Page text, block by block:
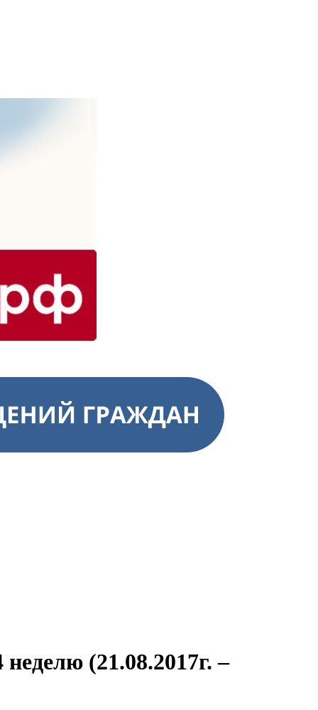
(21.08.2017г. –